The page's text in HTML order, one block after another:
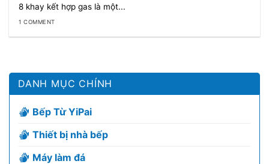
8 khay kết hợp gas là một...
1 COMMENT
DANH MỤC CHÍNH
Bếp Từ YiPai
Thiết bị nhà bếp
Máy làm đá